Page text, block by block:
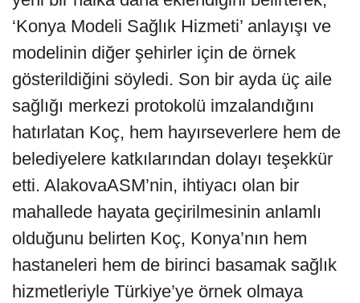
‘Konya Modeli Sağlık Hizmeti’ anlayışı ve
modelinin diğer şehirler için de örnek
gösterildiğini söyledi. Son bir ayda üç aile
sağlığı merkezi protokolü imzalandığını
hatırlatan Koç, hem hayırseverlere hem de
belediyelere katkılarından dolayı teşekkür
etti. AlakovaASM’nin, ihtiyacı olan bir
mahallede hayata geçirilmesinin anlamlı
olduğunu belirten Koç, Konya’nın hem
hastaneleri hem de birinci basamak sağlık
hizmetleriyle Türkiye’ye örnek olmaya